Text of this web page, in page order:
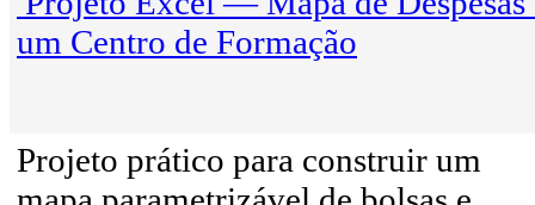
um Centro de Formação
Projeto prático para construir um